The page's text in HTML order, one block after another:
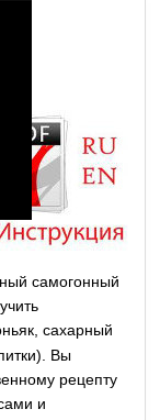
самогонный
сахарный
Вы
рецепту
и